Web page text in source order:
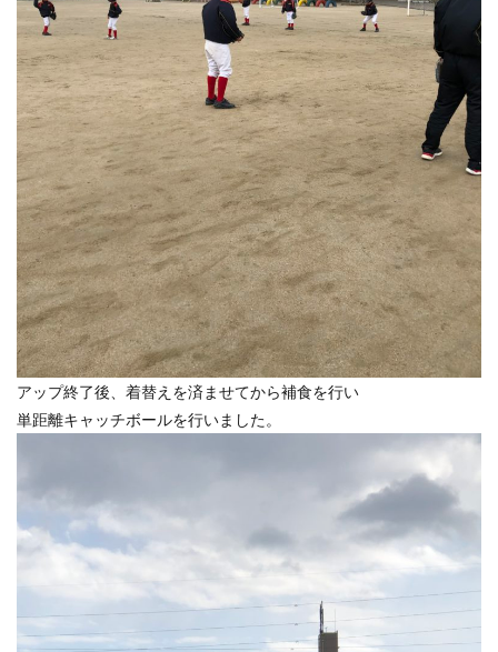
アップ終了後、着替えを済ませてから補食を行い
単距離キャッチボールを行いました。